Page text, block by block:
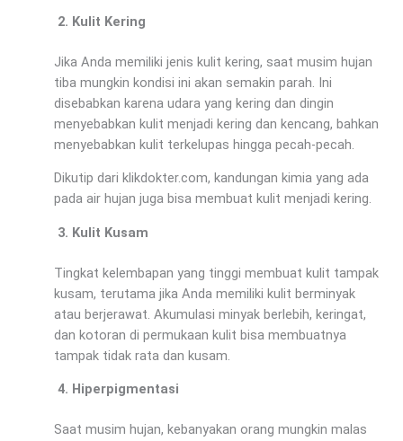
Kulit Kering
Jika Anda memiliki jenis kulit kering, saat musim hujan
tiba mungkin kondisi ini akan semakin parah. Ini
disebabkan karena udara yang kering dan dingin
menyebabkan kulit menjadi kering dan kencang, bahkan
menyebabkan kulit terkelupas hingga pecah-pecah.
Dikutip dari klikdokter.com, kandungan kimia yang ada
pada air hujan juga bisa membuat kulit menjadi kering.
Kulit Kusam
Tingkat kelembapan yang tinggi membuat kulit tampak
kusam, terutama jika Anda memiliki kulit berminyak
atau berjerawat. Akumulasi minyak berlebih, keringat,
dan kotoran di permukaan kulit bisa membuatnya
tampak tidak rata dan kusam.
Hiperpigmentasi
Saat musim hujan, kebanyakan orang mungkin malas